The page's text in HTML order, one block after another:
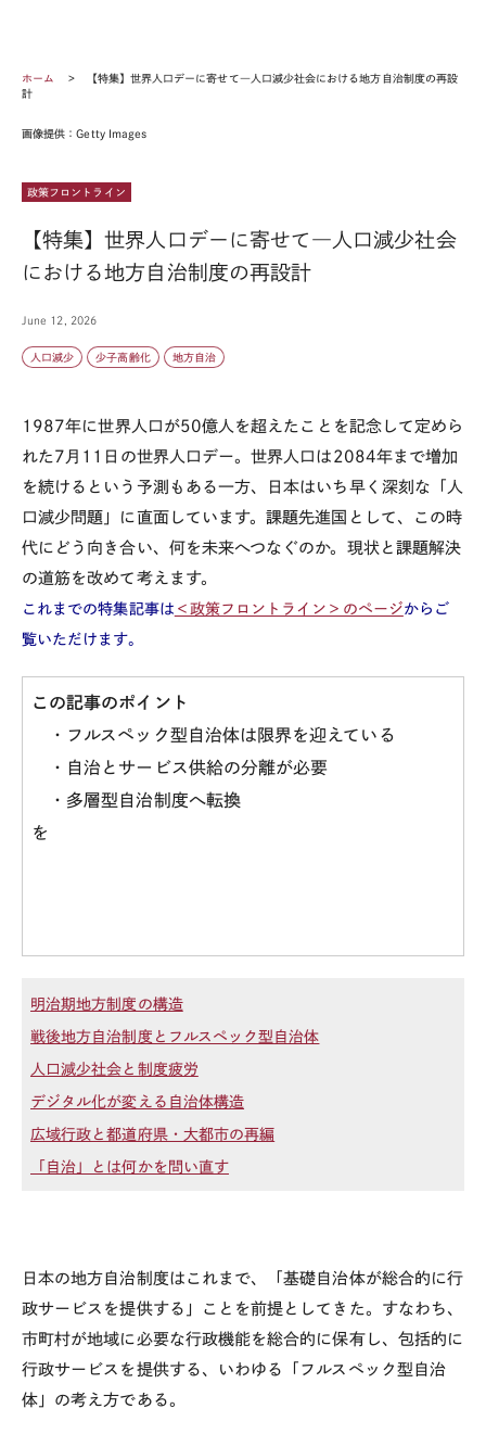
ホーム
【特集】世界人口デーに寄せて―人口減少社会における地方自治制度の再設
計
画像提供：Getty Images
政策フロントライン
【特集】世界人口デーに寄せて―人口減少社会
における地方自治制度の再設計
June 12, 2026
人口減少 少子高齢化 地方自治
1987年に世界人口が50億人を超えたことを記念して定めら
れた 7 月 11 日の世界人口デー。世界人口は 2084年まで増加
を続けるという予測もある一方、日本はいち早く深刻な「人
口減少問題」に直面しています。課題先進国として、この時
代にどう向き合い、何を未来へつなぐのか。現状と課題解決
の道筋を改めて考えます。
これまでの特集記事は ＜政策フロントライン＞のページからご
覧いただけます。
この記事のポイント
・フルスペック型自治体は限界を迎えている
・自治とサービス供給の分離が必要
・多層型自治制度へ転換
を
明治期地方制度の構造
戦後地方自治制度とフルスペック型自治体
人口減少社会と制度疲労
デジタル化が変える自治体構造
広域行政と都道府県・大都市の再編
「自治」とは何かを問い直す
日本の地方自治制度はこれまで、「基礎自治体が総合的に行
政サービスを提供する」ことを前提としてきた。すなわち、
市町村が地域に必要な行政機能を総合的に保有し、包括的に
行政サービスを提供する、いわゆる「フルスペック型自治
体」の考え方である。